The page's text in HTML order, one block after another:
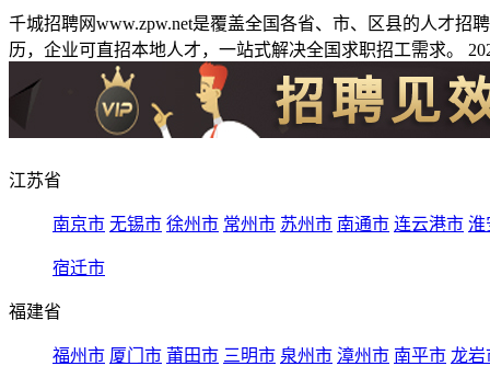
千城招聘网www.zpw.net是覆盖全国各省、市、区县的人才
历，企业可直招本地人才，一站式解决全国求职招工需求。
江苏省
南京市 无锡市 徐州市 常州市 苏州市 南通市 连云港市 淮
宿迁市
福建省
福州市 厦门市 莆田市 三明市 泉州市 漳州市 南平市 龙岩